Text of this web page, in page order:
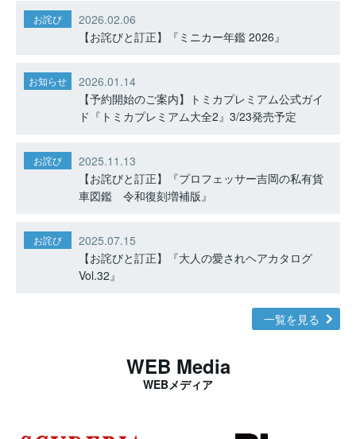
お詫び
2026.02.06
【お詫びと訂正】『ミニカー年鑑 2026』
お知らせ
2026.01.14
【予約開始のご案内】トミカプレミアム公式ガイ
ド『トミカプレミアム大全2』3/23発売予定
お詫び
2025.11.13
【お詫びと訂正】『プロフェッサー吉岡の私有貨
車図鑑 令和復刻増補版』
お詫び
2025.07.15
【お詫びと訂正】『大人の愛されヘアカタログ
Vol.32』
一覧を見る
WEB Media
WEBメディア